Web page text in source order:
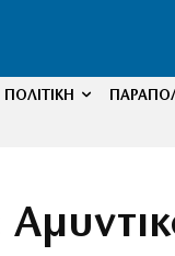
ΠΟΛΙΤΙΚΗ